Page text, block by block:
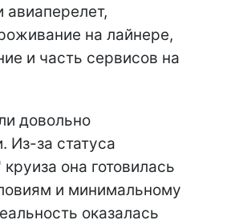
авиаперелет,
на лайнере,
и часть сервисов на
довольно
за статуса
она готовилась
и минимальному
оказалась